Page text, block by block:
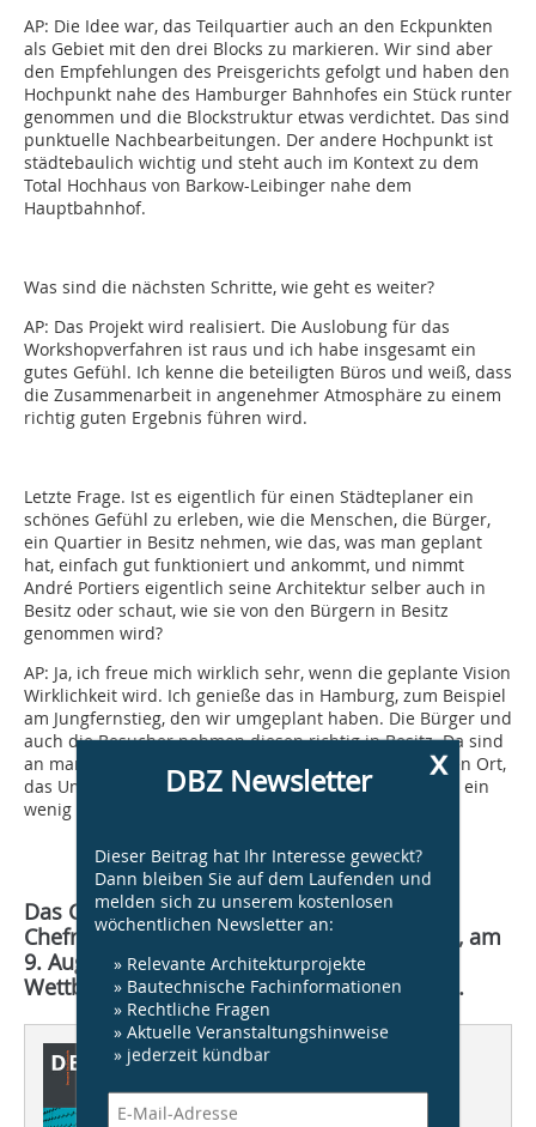
AP: Die Idee war, das Teilquartier auch an den Eckpunkten
als Gebiet mit den drei Blocks zu markieren. Wir sind aber
den Empfehlungen des Preisgerichts gefolgt und haben den
Hochpunkt nahe des Hamburger Bahnhofes ein Stück runter
genommen und die Blockstruktur etwas verdichtet. Das sind
punktuelle Nachbearbeitungen. Der andere Hochpunkt ist
städtebaulich wichtig und steht auch im Kontext zu dem
Total Hochhaus von Barkow-Leibinger nahe dem
Hauptbahnhof.
Was sind die nächsten Schritte, wie geht es weiter?
AP: Das Projekt wird realisiert. Die Auslobung für das
Workshopverfahren ist raus und ich habe insgesamt ein
gutes Gefühl. Ich kenne die beteiligten Büros und weiß, dass
die Zusammenarbeit in angenehmer Atmosphäre zu einem
richtig guten Ergebnis führen wird.
Letzte Frage. Ist es eigentlich für einen Städteplaner ein
schönes Gefühl zu erleben, wie die Menschen, die Bürger,
ein Quartier in Besitz nehmen, wie das, was man geplant
hat, einfach gut funktioniert und ankommt, und nimmt
André Portiers eigentlich seine Architektur ­selber auch in
Besitz oder schaut, wie sie von den Bürgern in Besitz
genommen wird?
AP: Ja, ich freue mich wirklich sehr, wenn die geplante Vision
Wirklichkeit wird. Ich genieße das in Hamburg, zum Beispiel
am Jungfernstieg, den wir umgeplant haben. Die Bürger und
auch die Be­sucher nehmen diesen richtig in Besitz. Da sind
an manchen Tagen tausende von Menschen, die diesen Ort,
das Umfeld, genießen. Das macht mich zufrieden, fast ein
wenig stolz…
Das Gespräch führte Burkhard Fröhlich,
Chefredakteur DBZ Deutsche Bauzeitschrift, am
9. August in Berlin nahe dem
Wettbewerbsgebiet Stadthafenquartier Süd.
Dieser Artikel erschien in
DBZ 09/2012
x
DBZ Newsletter
Dieser Beitrag hat Ihr Interesse geweckt?
Dann bleiben Sie auf dem Laufenden und
melden sich zu unserem kostenlosen
wöchentlichen Newsletter an:
» Relevante Architekturprojekte
» Bautechnische Fachinformationen
» Rechtliche Fragen
» Aktuelle Veranstaltungshinweise
» jederzeit kündbar